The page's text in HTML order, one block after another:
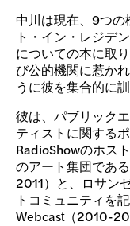
中川は現在、9つ
ト・イン・レジデ
についての本に取
び公的機関に惹か
うに彼を集合的に
彼は、パブリック
ティストに関する
RadioShowのホス
のアート集団であ
2011）と、ロサン
トコミュニティを
Webcast（2010-